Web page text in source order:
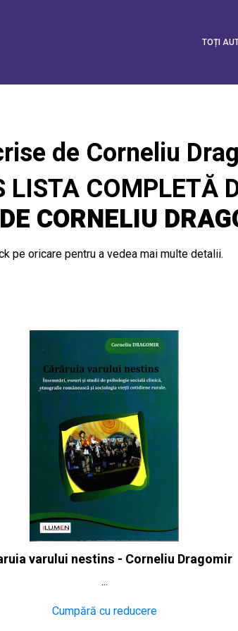
TOȚI
de Corneliu
COMPLETĂ
CORNELIU
pe oricare pentru a vedea mai multe detalii.
varului nestins - Corneliu Dragomir
...
Cumpără cu reducere